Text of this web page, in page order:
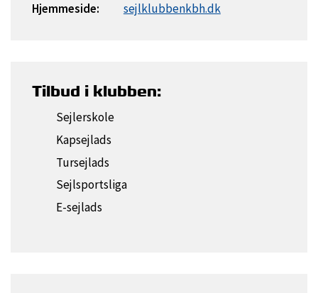
Hjemmeside:
sejlklubbenkbh.dk
Tilbud i klubben:
Sejlerskole
Kapsejlads
Tursejlads
Sejlsportsliga
E-sejlads